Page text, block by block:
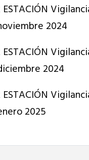
ESTACIÓN
2024
ESTACIÓN
2024
ESTACIÓN
2025